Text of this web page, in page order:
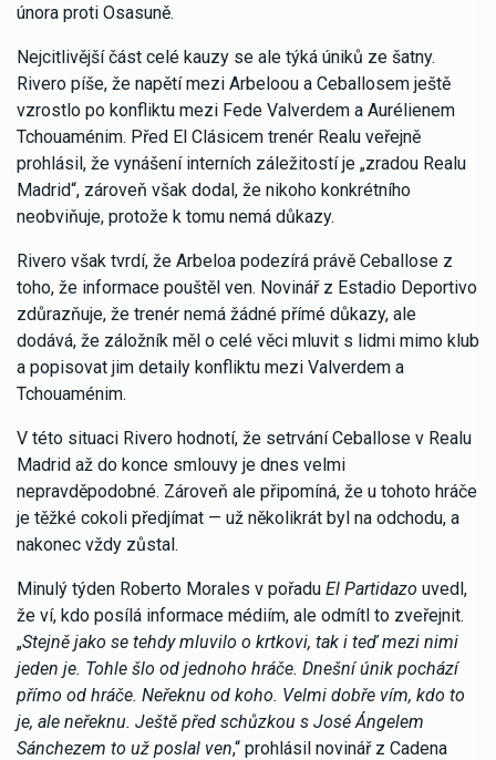
února proti Osasuně.
Nejcitlivější část celé kauzy se ale týká úniků ze šatny.
Rivero píše, že napětí mezi Arbeloou a Ceballosem ještě
vzrostlo po konfliktu mezi Fede Valverdem a Aurélienem
Tchouaménim. Před El Clásicem trenér Realu veřejně
prohlásil, že vynášení interních záležitostí je „zradou Realu
Madrid“, zároveň však dodal, že nikoho konkrétního
neobviňuje, protože k tomu nemá důkazy.
Rivero však tvrdí, že Arbeloa podezírá právě Ceballose z
toho, že informace pouštěl ven. Novinář z Estadio Deportivo
zdůrazňuje, že trenér nemá žádné přímé důkazy, ale
dodává, že záložník měl o celé věci mluvit s lidmi mimo klub
a popisovat jim detaily konfliktu mezi Valverdem a
Tchouaménim.
V této situaci Rivero hodnotí, že setrvání Ceballose v Realu
Madrid až do konce smlouvy je dnes velmi
nepravděpodobné. Zároveň ale připomíná, že u tohoto hráče
je těžké cokoli předjímat — už několikrát byl na odchodu, a
nakonec vždy zůstal.
Minulý týden Roberto Morales v pořadu El Partidazo uvedl,
že ví, kdo posílá informace médiím, ale odmítl to zveřejnit.
„Stejně jako se tehdy mluvilo o krtkovi, tak i teď mezi nimi
jeden je. Tohle šlo od jednoho hráče. Dnešní únik pochází
přímo od hráče. Neřeknu od koho. Velmi dobře vím, kdo to
je, ale neřeknu. Ještě před schůzkou s José Ángelem
Sánchezem to už poslal ven,“ prohlásil novinář z Cadena